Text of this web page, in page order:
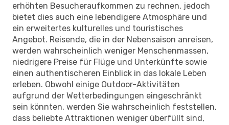
erhöhten Besucheraufkommen zu rechnen, jedoch
bietet dies auch eine lebendigere Atmosphäre und
ein erweitertes kulturelles und touristisches
Angebot. Reisende, die in der Nebensaison anreisen,
werden wahrscheinlich weniger Menschenmassen,
niedrigere Preise für Flüge und Unterkünfte sowie
einen authentischeren Einblick in das lokale Leben
erleben. Obwohl einige Outdoor-Aktivitäten
aufgrund der Wetterbedingungen eingeschränkt
sein könnten, werden Sie wahrscheinlich feststellen,
dass beliebte Attraktionen weniger überfüllt sind,